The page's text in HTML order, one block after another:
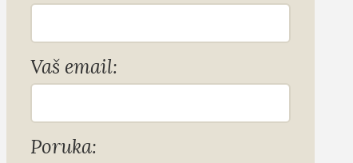
Vaš email:
Poruka: